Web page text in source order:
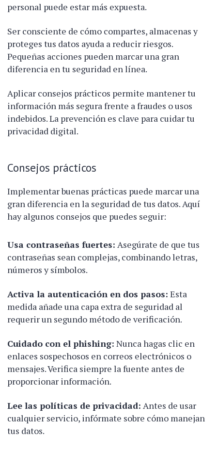
personal puede estar más expuesta.
Ser consciente de cómo compartes, almacenas y
proteges tus datos ayuda a reducir riesgos.
Pequeñas acciones pueden marcar una gran
diferencia en tu seguridad en línea.
Aplicar consejos prácticos permite mantener tu
información más segura frente a fraudes o usos
indebidos. La prevención es clave para cuidar tu
privacidad digital.
Consejos prácticos
Implementar buenas prácticas puede marcar una
gran diferencia en la seguridad de tus datos. Aquí
hay algunos consejos que puedes seguir:
Usa contraseñas fuertes: Asegúrate de que tus
contraseñas sean complejas, combinando letras,
números y símbolos.
Activa la autenticación en dos pasos: Esta
medida añade una capa extra de seguridad al
requerir un segundo método de verificación.
Cuidado con el phishing: Nunca hagas clic en
enlaces sospechosos en correos electrónicos o
mensajes. Verifica siempre la fuente antes de
proporcionar información.
Lee las políticas de privacidad: Antes de usar
cualquier servicio, infórmate sobre cómo manejan
tus datos.